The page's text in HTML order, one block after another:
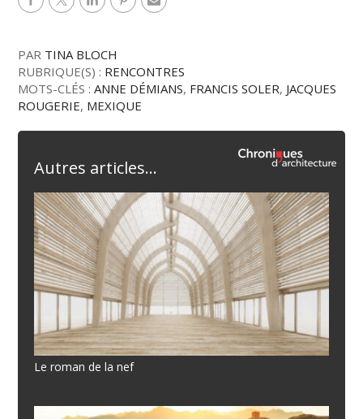
PAR TINA BLOCH
RUBRIQUE(S) : RENCONTRES
MOTS-CLÉS :ANNE DÉMIANS, FRANCIS SOLER, JACQUES
ROUGERIE, MEXIQUE
Autres articles...
Le roman de la nef